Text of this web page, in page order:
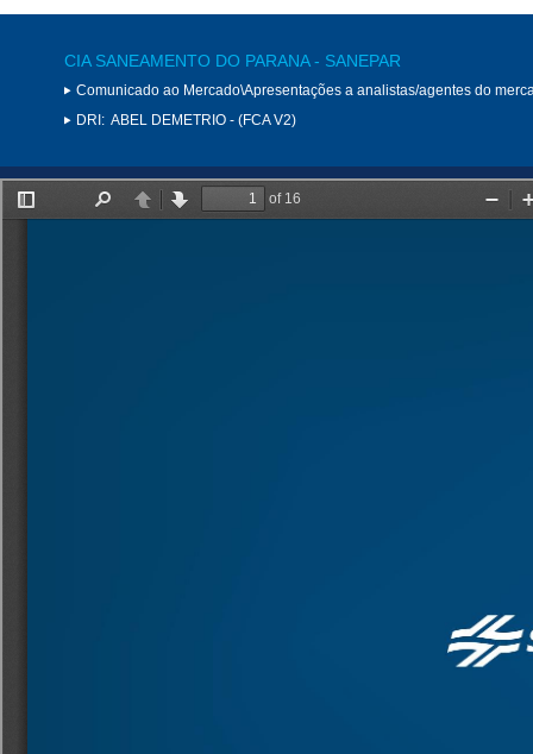
CIA SANEAMENTO DO PARANA - SANEPAR
Comunicado ao Mercado\Apresentações a analistas/agentes do
DRI: ABEL DEMETRIO - (FCA V2)